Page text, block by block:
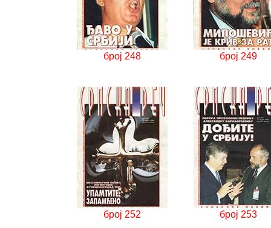
број 248 број 249
број 252 број 253